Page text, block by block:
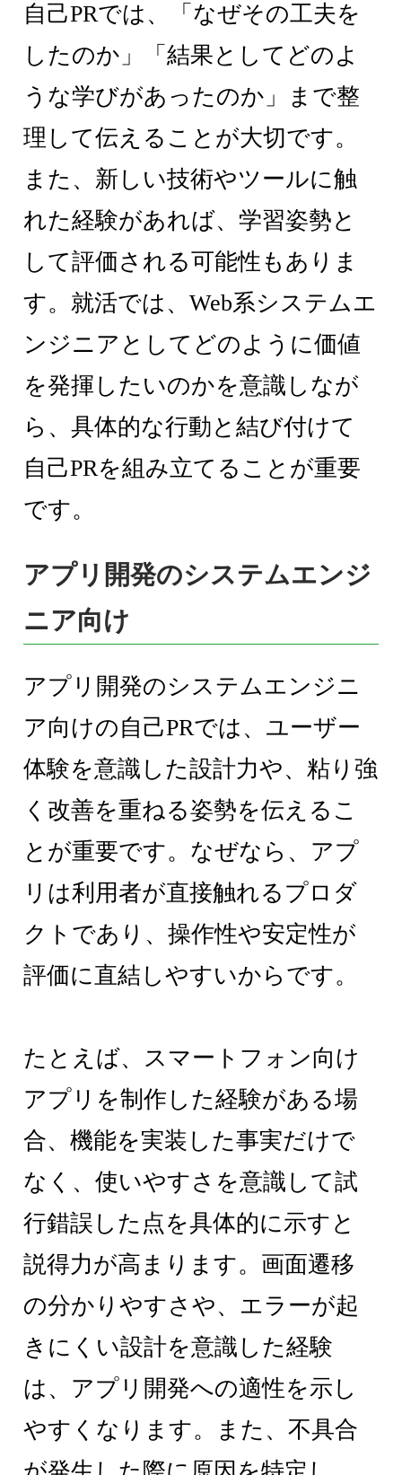
自己PRでは、「なぜその工夫を
したのか」「結果としてどのよ
うな学びがあったのか」まで整
理して伝えることが大切です。
また、新しい技術やツールに触
れた経験があれば、学習姿勢と
して評価される可能性もありま
す。就活では、Web系システムエ
ンジニアとしてどのように価値
を発揮したいのかを意識しなが
ら、具体的な行動と結び付けて
自己PRを組み立てることが重要
です。
アプリ開発のシステムエンジ
ニア向け
アプリ開発のシステムエンジニ
ア向けの自己PRでは、ユーザー
体験を意識した設計力や、粘り強
く改善を重ねる姿勢を伝えるこ
とが重要です。なぜなら、アプ
リは利用者が直接触れるプロダ
クトであり、操作性や安定性が
評価に直結しやすいからです。
たとえば、スマートフォン向け
アプリを制作した経験がある場
合、機能を実装した事実だけで
なく、使いやすさを意識して試
行錯誤した点を具体的に示すと
説得力が高まります。画面遷移
の分かりやすさや、エラーが起
きにくい設計を意識した経験
は、アプリ開発への適性を示し
やすくなります。また、不具合